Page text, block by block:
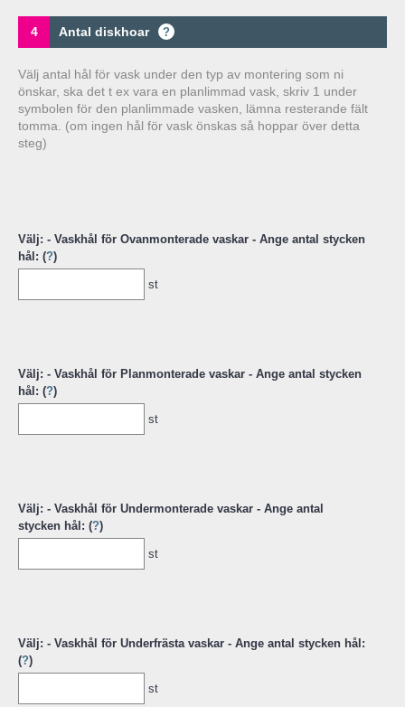
4 Antal diskhoar ?
Välj antal hål för vask under den typ av montering som ni
önskar, ska det t ex vara en planlimmad vask, skriv 1 under
symbolen för den planlimmade vasken, lämna resterande fält
tomma. (om ingen hål för vask önskas så hoppar över detta
steg)
Välj: - Vaskhål för Ovanmonterade vaskar - Ange antal stycken
hål: (?)
st
Välj: - Vaskhål för Planmonterade vaskar - Ange antal stycken
hål: (?)
st
Välj: - Vaskhål för Undermonterade vaskar - Ange antal
stycken hål: (?)
st
Välj: - Vaskhål för Underfrästa vaskar - Ange antal stycken hål:
(?)
st